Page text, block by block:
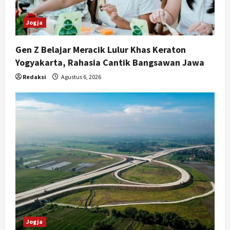
Jogja
Gen Z Belajar Meracik Lulur Khas Keraton
Yogyakarta, Rahasia Cantik Bangsawan Jawa
Redaksi Agustus 6, 2026
Jogja